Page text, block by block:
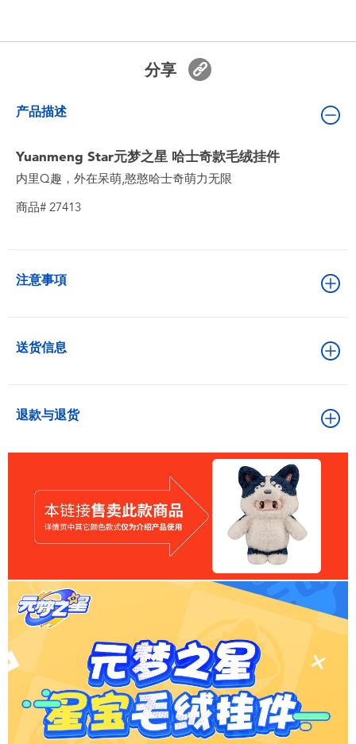
玩具促销
分享
产品描述
Yuanmeng Star元梦之星 哈士奇款毛绒挂件
内里Q趣，外在呆萌,憨憨哈士奇萌力无限
商品# 27413
注意事項
送货信息
退款与退货